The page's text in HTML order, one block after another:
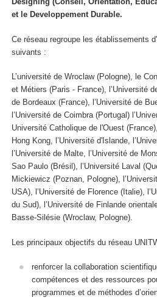
et le Developpement Durable.
Ce réseau regroupe les établissements
suivants :
L’université de Wroclaw (Pologne), le
et Métiers (Paris - France), l’Université
de Bordeaux (France), l’Université de
l’Université de Coimbra (Portugal)
Université Catholique de l'Ouest
Hong Kong, l’Université d'Islande,
l’Université de Malte, l’Université de
Sao Paulo (Brésil), l’Université Laval
Mickiewicz (Poznan, Pologne),
USA), l’Université de Florence (Italie),
du Sud), l’Université de Finlande
Basse-Silésie (Wroclaw, Pologne).
Les principaux objectifs du réseau
renforcer la collaboration
compétences et des ressources
programmes et de méthodes